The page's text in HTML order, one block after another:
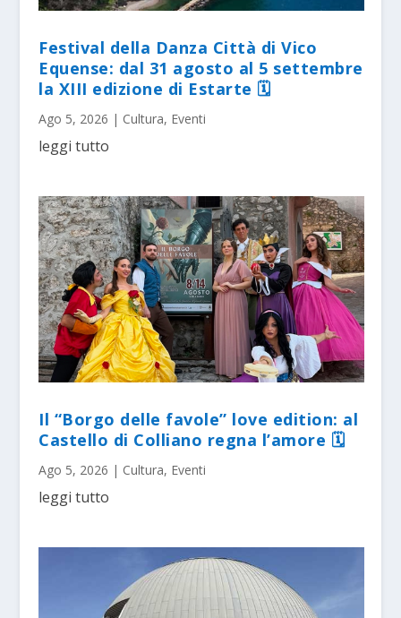
Festival della Danza Città di Vico
Equense: dal 31 agosto al 5 settembre
la XIII edizione di Estarte 🗓
Ago 5, 2026 | Cultura, Eventi
leggi tutto
Il “Borgo delle favole” love edition: al
Castello di Colliano regna l’amore 🗓
Ago 5, 2026 | Cultura, Eventi
leggi tutto